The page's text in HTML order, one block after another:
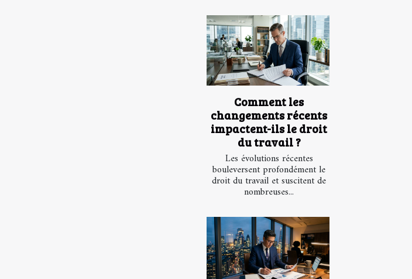
Comment les
changements récents
impactent-ils le droit
du travail ?
Les évolutions récentes
bouleversent profondément le
droit du travail et suscitent de
nombreuses...